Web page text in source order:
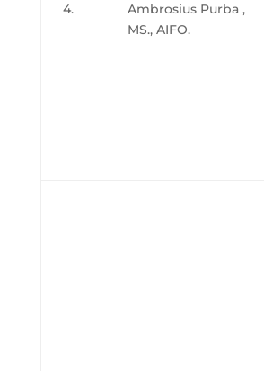
4.
Ambrosius Purba ,
MS., AIFO.